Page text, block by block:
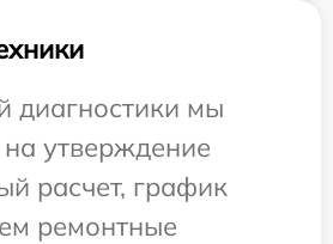
диагностики мы
утверждение
расчет, график
ремонтные